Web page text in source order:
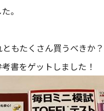
。
もたくさん買うべきか？
書をゲットしました！